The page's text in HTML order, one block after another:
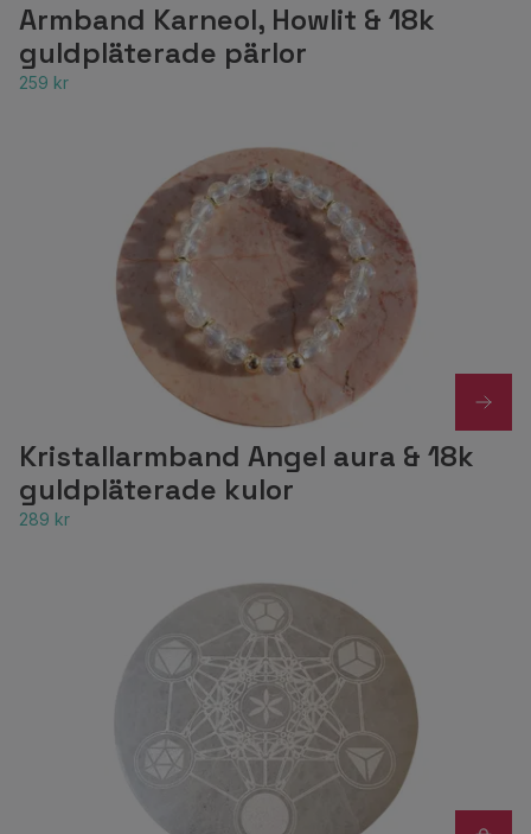
Armband Karneol, Howlit & 18k
guldpläterade pärlor
259 kr
Kristallarmband Angel aura & 18k
guldpläterade kulor
289 kr